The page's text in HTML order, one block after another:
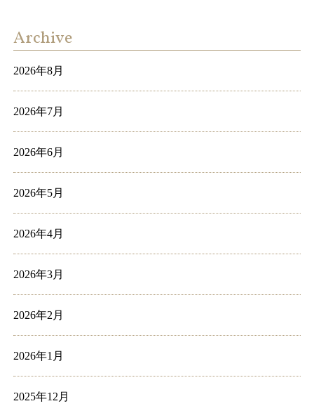
Archive
2026年8月
2026年7月
2026年6月
2026年5月
2026年4月
2026年3月
2026年2月
2026年1月
2025年12月